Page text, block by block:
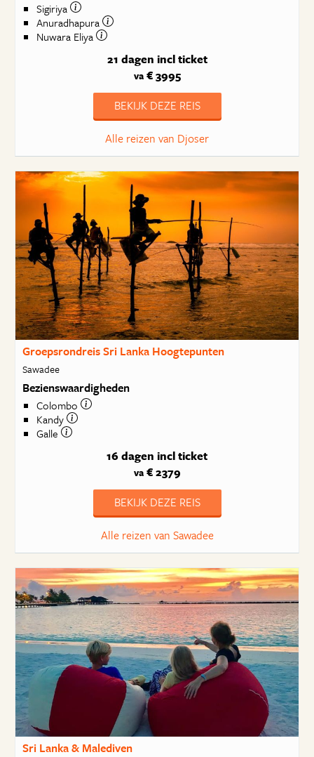
Sigiriya
Anuradhapura
Nuwara Eliya
21 dagen incl ticket
va€ 3995
BEKIJK DEZE REIS
Alle reizen van Djoser
Groepsrondreis Sri Lanka Hoogtepunten
Sawadee
Bezienswaardigheden
Colombo
Kandy
Galle
16 dagen incl ticket
va€ 2379
BEKIJK DEZE REIS
Alle reizen van Sawadee
Sri Lanka & Malediven